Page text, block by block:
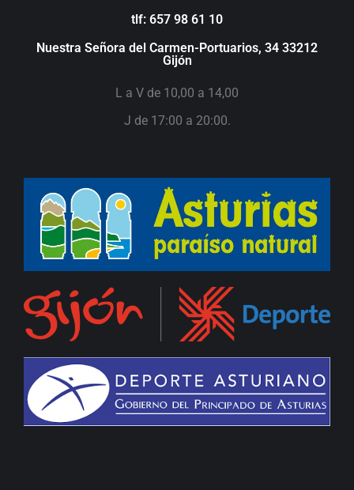
tlf: 657 98 61 10
Nuestra Señora del Carmen-Portuarios, 34 33212
Gijón
L a V de 10,00 a 14,00
J de 17:00 a 20:00.